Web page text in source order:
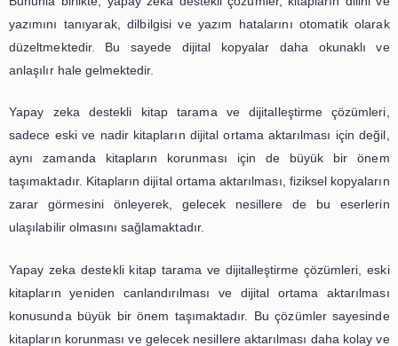
çözümlerdir. Eski kitapların yeniden
ortama aktarılması, yapay zeka sayesinde daha hızlı
şekilde gerçekleştirilebilmektedir.
Günümüzde birçok kütüphane ve arşiv, eski ve nadir
korunması ve dijital ortama aktarılması konusunda
zorlukla karşı karşıyadır. Bu süreçler, uzun zaman
gerektirmekte ve insan hatalarına açık olmaktadır.
zeka destekli kitap tarama ve dijitalleştirme
Yapay zeka destekli kitap tarama ve dijitalleştirme
öncelikle kitapların taranması sürecinde büyük bir